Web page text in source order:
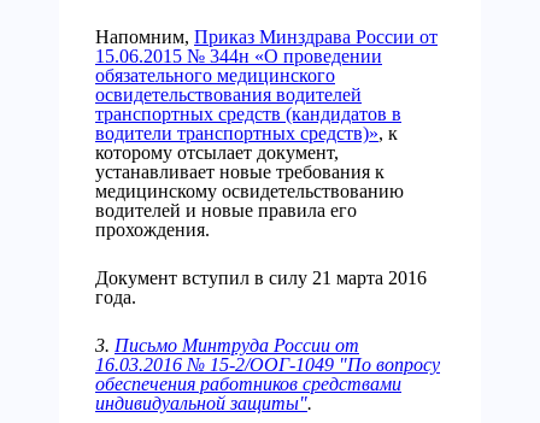
Напомним, Приказ Минздрава России от
15.06.2015 № 344н «О проведении
обязательного медицинского
освидетельствования водителей
транспортных средств (кандидатов в
водители транспортных средств)», к
которому отсылает документ,
устанавливает новые требования к
медицинскому освидетельствованию
водителей и новые правила его
прохождения.
Документ вступил в силу 21 марта 2016
года.
3. Письмо Минтруда России от
16.03.2016 № 15-2/ООГ-1049 "По вопросу
обеспечения работников средствами
индивидуальной защиты".